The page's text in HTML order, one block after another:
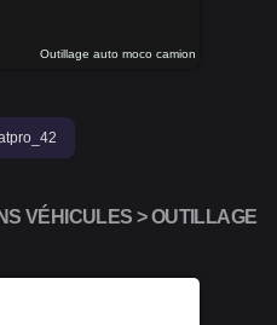
Outillage auto moco camion
VÉHICULES > OUTILLAGE